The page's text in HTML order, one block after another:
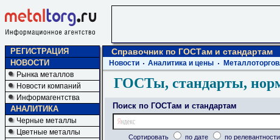
РЕГИСТРАЦИЯ
НОВОСТИ
Рынка металлов
Новости компаний
Информагентства
АНАЛИТИКА
Черные металлы
Цветные металлы
Справочник по ГОСТам и стандартам
Новости Аналитика и цены
ГОСТы, стандарты,
Поиск по ГОСТам и стандартам
Сортировать по дате по релевантности